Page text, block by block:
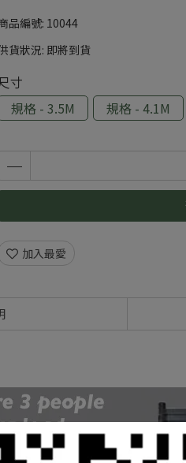
品編號: 10044
貨狀況: 即將到貨
寸
規格 - 3.5M
規格 - 4.1M
加入最愛